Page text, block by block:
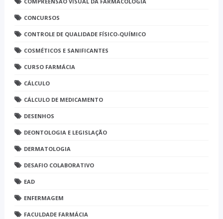
CONCURSOS
CONTROLE DE QUALIDADE FÍSICO-QUÍMICO
COSMÉTICOS E SANIFICANTES
CURSO FARMÁCIA
CÁLCULO
CÁLCULO DE MEDICAMENTO
DESENHOS
DEONTOLOGIA E LEGISLAÇÃO
DERMATOLOGIA
DESAFIO COLABORATIVO
EAD
ENFERMAGEM
FACULDADE FARMÁCIA